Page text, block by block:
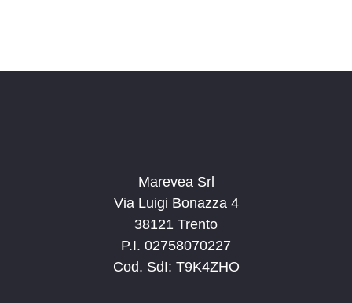
Marevea Srl
Via Luigi Bonazza 4
38121 Trento
P.I. 02758070227
Cod. SdI: T9K4ZHO